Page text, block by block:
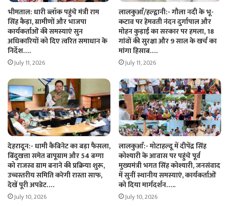
भीमताल: धारी ब्लॉक पहुंचे मंत्री राम
सिंह कैड़ा, ग्रामीणों और भाजपा
कार्यकर्ताओं की समस्याएं सुन
अधिकारियों को दिए त्वरित समाधान के
निर्देश….
July 11, 2026
लालकुआँ/हल्द्वानी:- गौला नदी के भू-
कटाव पर हेमवती नंदन दुर्गापाल और
मोहन कुड़ाई का सरकार पर हमला, 18
गांवों की सुरक्षा और 9 साल के खर्च का
मांगा हिसाब….
July 11, 2026
देहरादून:- धामी कैबिनेट का बड़ा फैसला,
बिंदुखत्ता समेत बापूग्राम और 54 बग्गा
को राजस्व ग्राम बनाने की प्रक्रिया शुरू,
उच्चस्तरीय समिति करेगी रास्ता साफ,
देखें पूरी अपडेट….
July 10, 2026
लालकुआँ:- मोटाहल्दू में दीपेंद्र सिंह
कोश्यारी के आवास पर पहुंचे पूर्व
मुख्यमंत्री भगत सिंह कोश्यारी, जनसंवाद
में सुनीं स्थानीय समस्याएं, कार्यकर्ताओं
को दिया मार्गदर्शन…..
July 10, 2026